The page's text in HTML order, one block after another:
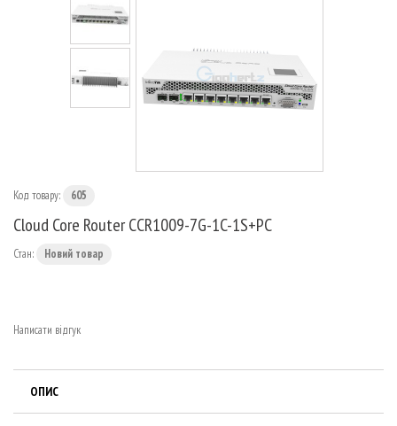
МАРШРУТИЗАТОРИ
Код товару: 605
Cloud Core Router CCR1009-7G-1C-1S+PC
Стан: Новий товар
Написати відгук
ОПИС